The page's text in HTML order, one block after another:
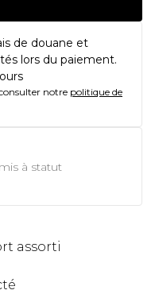
de douane et
lors du paiement.
notre politique de
à statut
assorti